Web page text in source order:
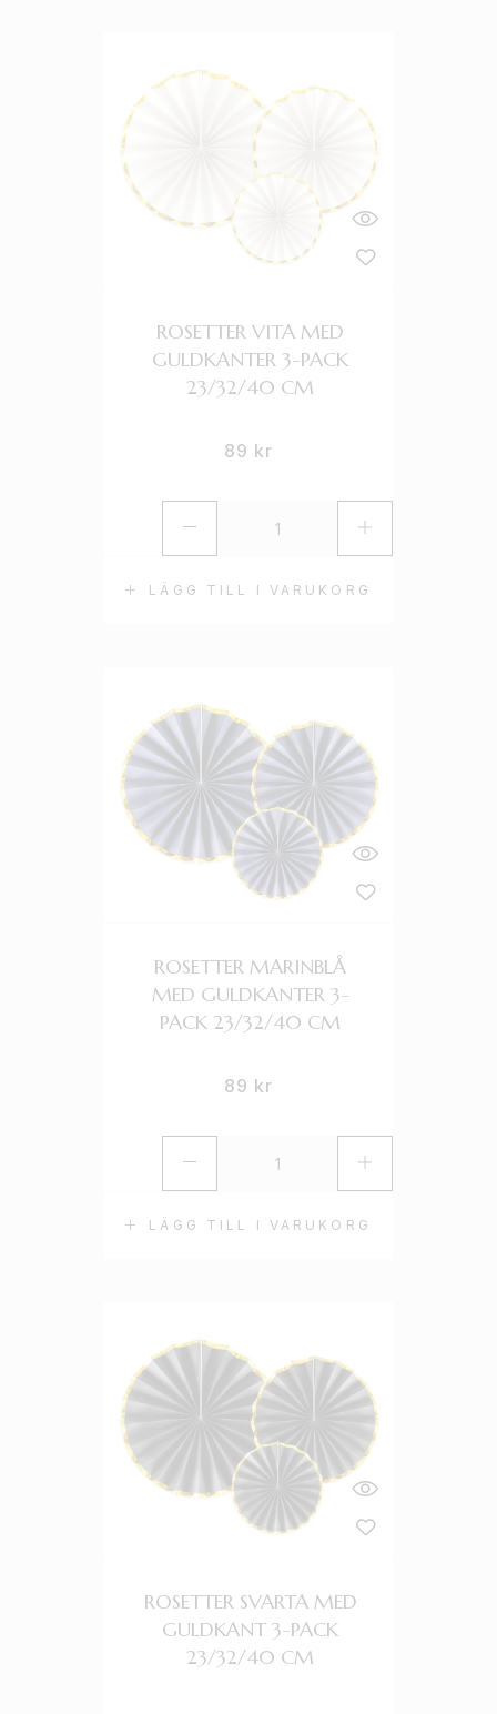
LÄGG TILL I VARUKORG
ROSETTER VITA MED
GULDKANTER 3-PACK
23/32/40 CM
89 kr
LÄGG TILL I VARUKORG
ROSETTER MARINBLÅ
MED GULDKANTER 3-
PACK 23/32/40 CM
89 kr
ROSETTER SVARTA MED
GULDKANT 3-PACK
23/32/40 CM